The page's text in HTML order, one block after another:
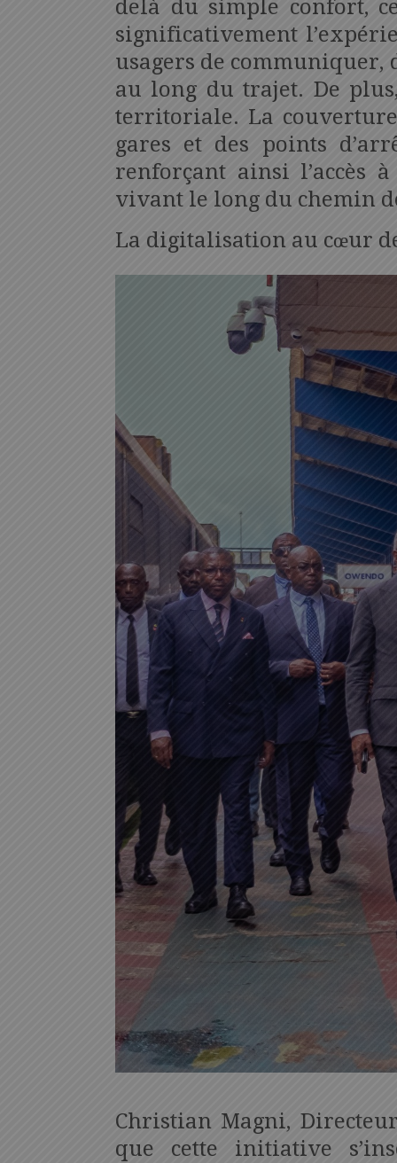
delà du simple confort,
significativement
usagers de communiquer,
au long du trajet. De
territoriale. La couverture
gares et des points
renforçant ainsi l’accès
vivant le long du chemin
La digitalisation au cœur
Christian Magni,
que cette initiative